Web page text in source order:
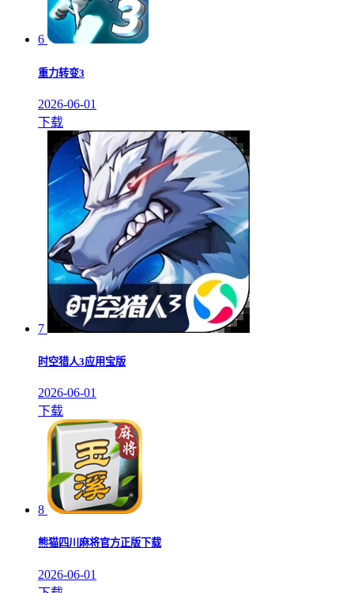
6
重力转变3
2026-06-01
下载
7
时空猎人3应用宝版
2026-06-01
下载
8
熊猫四川麻将官方正版下载
2026-06-01